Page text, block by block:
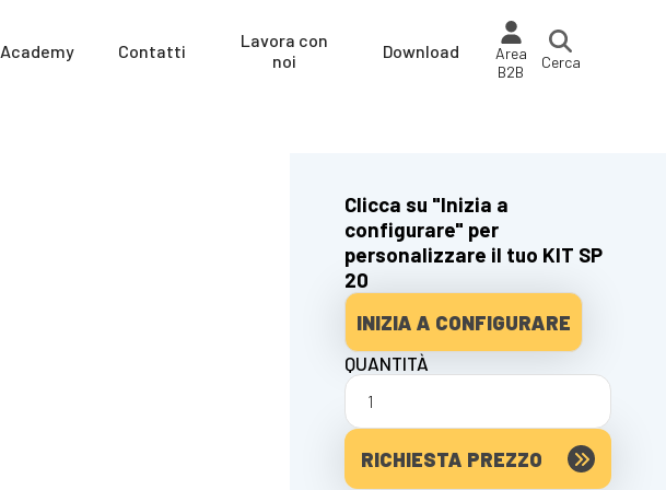
Academy Contatti
Lavora con
noi
Download
Area
B2B
Cerca
Clicca su "Inizia a
configurare" per
personalizzare il tuo KIT SP
20
INIZIA A CONFIGURARE
QUANTITÀ
RICHIESTA PREZZO